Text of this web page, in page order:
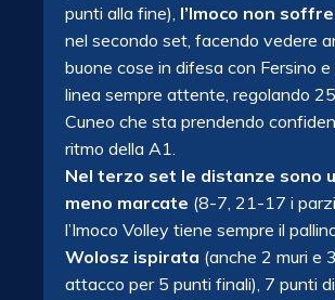
punti alla fine), l’Imoco non soffre
nel secondo set, facendo vedere
buone cose in difesa con Fersino
linea sempre attente, regolando
Cuneo che sta prendendo
ritmo della A1.
Nel terzo set le distanze sono
meno marcate (8-7, 21-17 i
l’Imoco Volley tiene sempre il
Wolosz ispirata (anche 2 muri e
attacco per 5 punti finali), 7 punti